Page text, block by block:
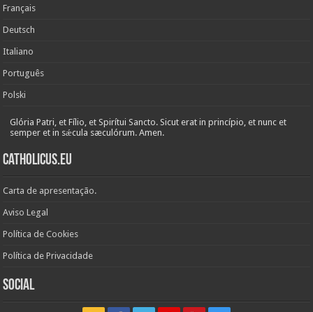
Français
Deutsch
Italiano
Português
Polski
Glória Patri, et Fílio, et Spirítui Sancto. Sicut erat in princípio, et nunc et
semper et in sǽcula sæculórum. Amen.
Catholicus.eu
Carta de apresentação.
Aviso Legal
Política de Cookies
Política de Privacidade
Social